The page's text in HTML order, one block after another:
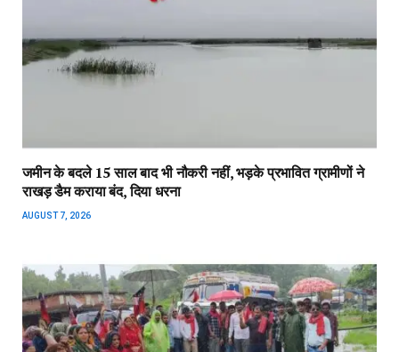
जमीन के बदले 15 साल बाद भी नौकरी नहीं, भड़के प्रभावित ग्रामीणों ने
राखड़ डैम कराया बंद, दिया धरना
AUGUST 7, 2026